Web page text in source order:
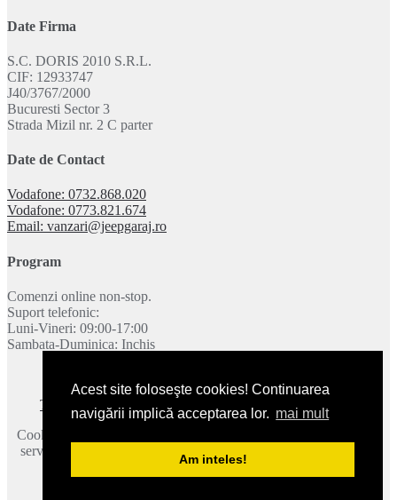
Acest site foloseşte cookies! Continuarea
navigării implică acceptarea lor. mai mult
Am inteles!
Date Firma
S.C. DORIS 2010 S.R.L.
CIF: 12933747
J40/3767/2000
Bucuresti Sector 3
Strada Mizil nr. 2 C parter
Date de Contact
Vodafone: 0732.868.020
Vodafone: 0773.821.674
Email: vanzari@jeepgaraj.ro
Program
Comenzi online non-stop.
Suport telefonic:
Luni-Vineri: 09:00-17:00
Sambata-Duminica: Inchis
Termeni si conditii |Politica de confidentialitate
Contact
Cookie-urile ne ajuta sa oferim serviciile noastre. Utilizand aceste
servicii, acceptati modul in care utilizam cookie-urile.
detalii.